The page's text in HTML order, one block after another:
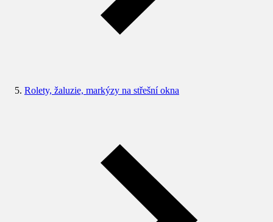
Rolety, žaluzie, markýzy na střešní okna